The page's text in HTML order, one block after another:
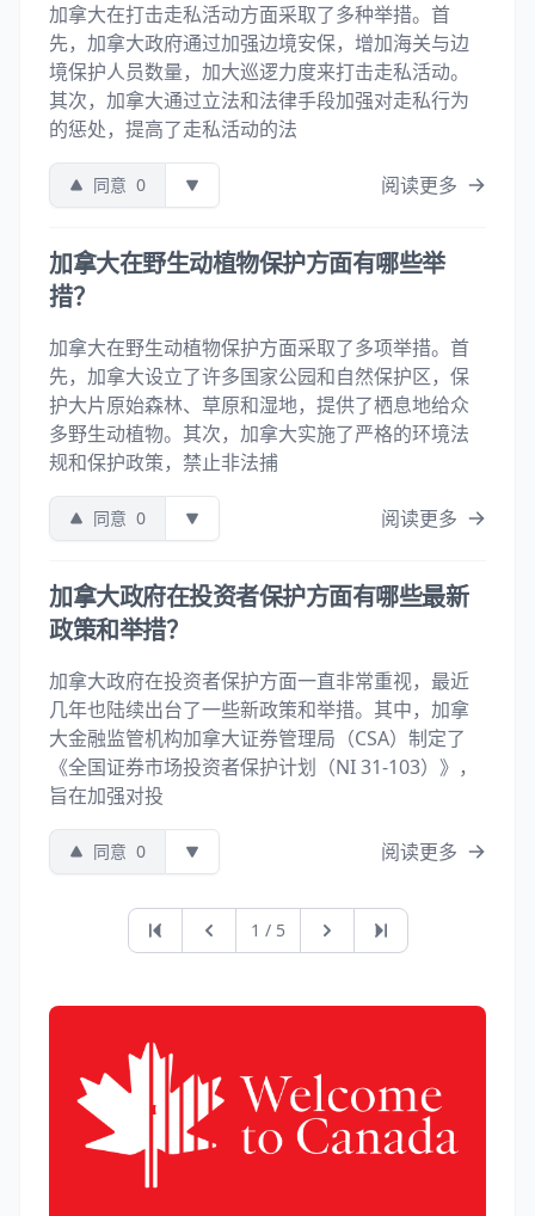
加拿大在打击走私活动方面采取了多种举措。首
先，加拿大政府通过加强边境安保，增加海关与边
境保护人员数量，加大巡逻力度来打击走私活动。
其次，加拿大通过立法和法律手段加强对走私行为
的惩处，提高了走私活动的法
同意 0 阅读更多
加拿大在野生动植物保护方面有哪些举
措？
加拿大在野生动植物保护方面采取了多项举措。首
先，加拿大设立了许多国家公园和自然保护区，保
护大片原始森林、草原和湿地，提供了栖息地给众
多野生动植物。其次，加拿大实施了严格的环境法
规和保护政策，禁止非法捕
同意 0 阅读更多
加拿大政府在投资者保护方面有哪些最新
政策和举措？
加拿大政府在投资者保护方面一直非常重视，最近
几年也陆续出台了一些新政策和举措。其中，加拿
大金融监管机构加拿大证券管理局（CSA）制定了
《全国证券市场投资者保护计划（NI 31-103）》，
旨在加强对投
同意 0 阅读更多
第一页 上一页 1 / 5 下一页 最后一页